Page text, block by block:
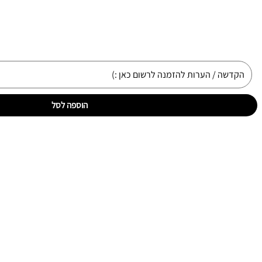
הוספה לסל